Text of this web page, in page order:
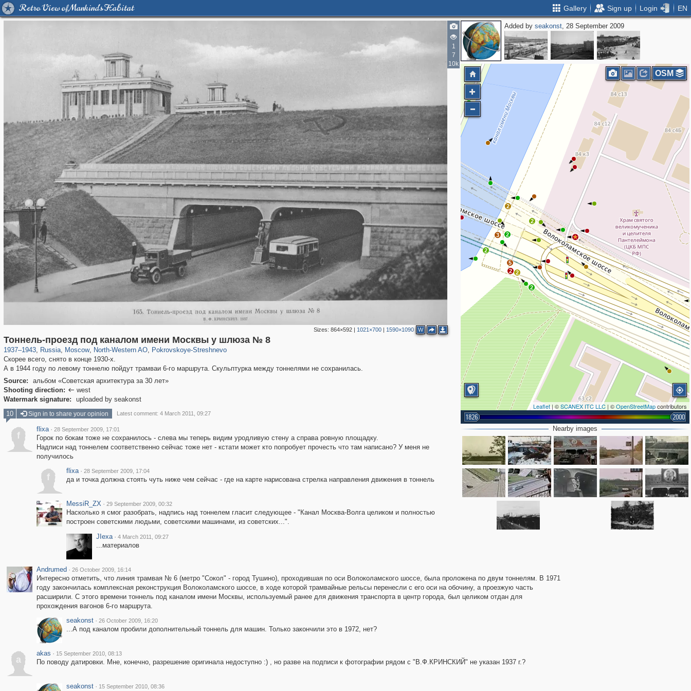
Retro View of Mankind's Habitat Gallery Sign up Login EN
1
7
10k
Sizes: 864×592| 1021×700| 1590×1090 W
Тоннель-проезд под каналом имени Москвы у шлюза № 8
1937–1943, Russia
1,405,783 29,243
, Moscow
319,716 8,286
, North-Western AO
8,080 112
, Pokrovskoye-Streshnevo
1,490 16
Скорее всего, снято в конце 1930-х.
А в 1944 году по левому тоннелю пойдут трамваи 6-го маршрута. Скульптурка между тоннелями не сохранилась.
Source:
альбом «Советская архитектура за 30 лет»
Shooting direction:  west
Watermark signature:
uploaded by seakonst
Added byseakonst, 28 September 2009
2
3 2
2
5
2
2
2
2
Leaflet | ©SCANEX ITC LLC | ©OpenStreetMapcontributors
1826 2000
OSM
Nearby images
10 Sign in to share your opinion Latest comment: 4 March 2011, 09:27
f
flixa · 28 September 2009, 17:01
Горок по бокам тоже не сохранилось - слева мы теперь видим уродливую стену а справа ровную площадку.
Надписи над тоннелем соответственно сейчас тоже нет - кстати может кто попробует прочесть что там написано? У меня не
получилось
f
flixa · 28 September 2009, 17:04
да и точка должна стоять чуть ниже чем сейчас - где на карте нарисована стрелка направления движения в тоннель
MessiR_ZX · 29 September 2009, 00:32
Насколько я смог разобрать, надпись над тоннелем гласит следующее - "Канал Москва-Волга целиком и полностью
построен советскими людьми, советскими машинами, из советских...".
JIexa · 4 March 2011, 09:27
...материалов
Andrumed · 26 October 2009, 16:14
Интересно отметить, что линия трамвая № 6 (метро "Сокол" - город Тушино), проходившая по оси Волоколамского шоссе, была проложена по двум тоннелям. В 1971
году закончилась комплексная реконструкция Волоколамского шоссе, в ходе которой трамвайные рельсы перенесли с его оси на обочину, а проезжую часть
расширили. С этого времени тоннель под каналом имени Москвы, используемый ранее для движения транспорта в центр города, был целиком отдан для
прохождения вагонов 6-го маршрута.
seakonst · 26 October 2009, 16:20
...А под каналом пробили дополнительный тоннель для машин. Только закончили это в 1972, нет?
a
akas · 15 September 2010, 08:13
По поводу датировки. Мне, конечно, разрешение оригинала недоступно :) , но разве на подписи к фотографии рядом с "В.Ф.КРИНСКИЙ" не указан 1937 г.?
seakonst · 15 September 2010, 08:36